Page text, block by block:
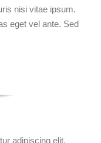
nisi vitae ipsum.
eget vel ante. Sed
adipiscing elit.